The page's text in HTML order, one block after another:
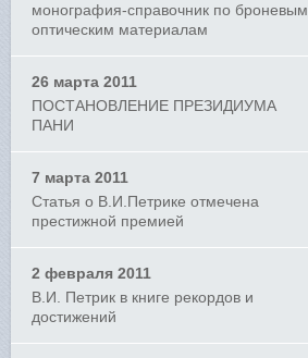
монография-справочник по броневым
оптическим материалам
26 марта 2011
ПОСТАНОВЛЕНИЕ ПРЕЗИДИУМА
ПАНИ
7 марта 2011
Статья о В.И.Петрике отмечена
престижной премией
2 февраля 2011
В.И. Петрик в книге рекордов и
достижений